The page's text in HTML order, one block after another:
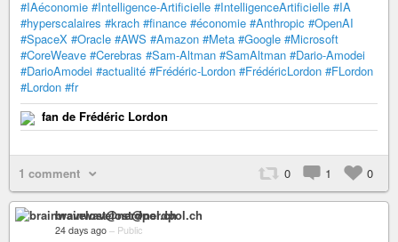
#IAéconomie #Intelligence-Artificielle #IntelligenceArtificielle #IA
#hyperscalaires #krach #finance #économie #Anthropic #OpenAI
#SpaceX #Oracle #AWS #Amazon #Meta #Google #Microsoft
#CoreWeave #Cerebras #Sam-Altman #SamAltman #Dario-Amodei
#DarioAmodei #actualité #Frédéric-Lordon #FrédéricLordon #FLordon
#Lordon #fr
fan de Frédéric Lordon
1 comment 0 1 0
brainwavelost@nerdpol.ch
24 days ago – Public